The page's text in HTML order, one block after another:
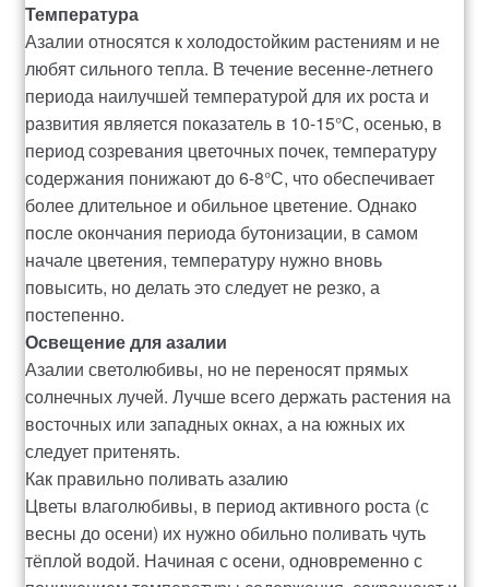
рахунок 4500
Рахунок 5200
рахунок 765
Рахунок 936
счет 1650
счет 300
счет 3235
счет 545
счет 575
ТОТАЛЬНИЙ РОЗПРОДАЖ
Температура
Азалии относятся к холодостойким растениям и не
любят сильного тепла. В течение весенне-летнего
периода наилучшей температурой для их роста и
развития является показатель в 10-15°С, осенью, в
период созревания цветочных почек, температуру
содержания понижают до 6-8°С, что обеспечивает
более длительное и обильное цветение. Однако
после окончания периода бутонизации, в самом
начале цветения, температуру нужно вновь
повысить, но делать это следует не резко, а
постепенно.
Освещение для азалии
Азалии светолюбивы, но не переносят прямых
солнечных лучей. Лучше всего держать растения на
восточных или западных окнах, а на южных их
следует притенять.
Как правильно поливать азалию
Цветы влаголюбивы, в период активного роста (с
весны до осени) их нужно обильно поливать чуть
тёплой водой. Начиная с осени, одновременно с